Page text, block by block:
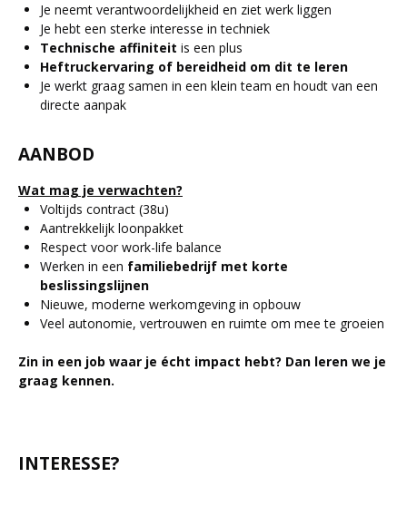
Je neemt verantwoordelijkheid en ziet werk liggen
Je hebt een sterke interesse in techniek
Technische affiniteit is een plus
Heftruckervaring of bereidheid om dit te leren
Je werkt graag samen in een klein team en houdt van een
directe aanpak
AANBOD
Wat mag je verwachten?
Voltijds contract (38u)
Aantrekkelijk loonpakket
Respect voor work-life balance
Werken in een familiebedrijf met korte
beslissingslijnen
Nieuwe, moderne werkomgeving in opbouw
Veel autonomie, vertrouwen en ruimte om mee te groeien
Zin in een job waar je écht impact hebt? Dan leren we je
graag kennen.
INTERESSE?